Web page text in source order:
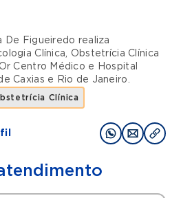
De Figueiredo realiza
Clínica, Obstetrícia Clínica
Centro Médico e
Hospital
Caxias e Rio de Janeiro.
Clínica